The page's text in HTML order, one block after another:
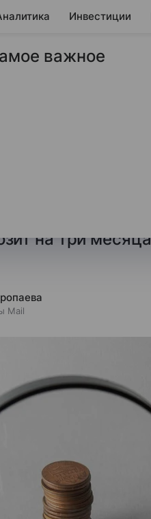
Инвестиции
Mail
маркетплейсе
на три
Mail
важное